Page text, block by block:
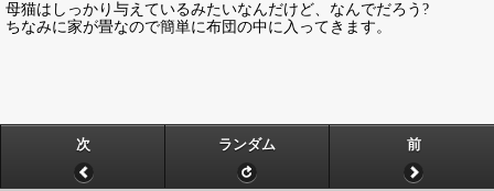
母猫はしっかり与えているみたいなんだけど、なんでだろう?
ちなみに家が畳なので簡単に布団の中に入ってきます。
次 ランダム 前